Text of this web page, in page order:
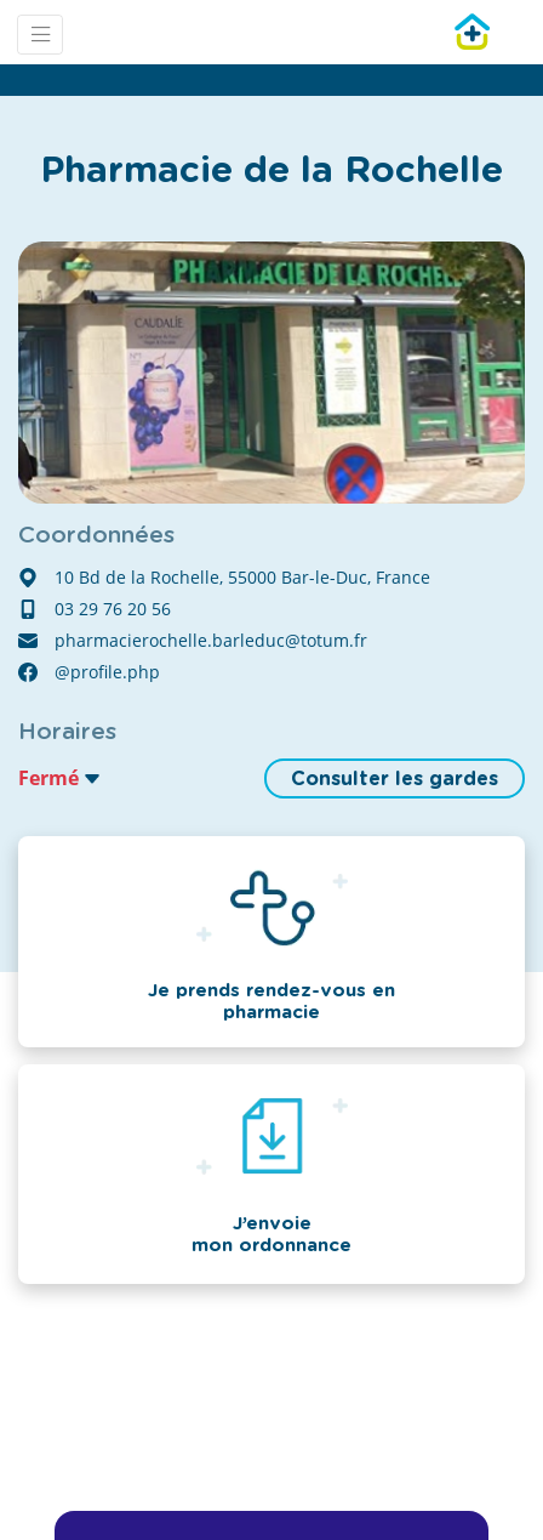
Pharmacie de la Rochelle
Coordonnées
10 Bd de la Rochelle, 55000 Bar-le-Duc, France
03 29 76 20 56
pharmacierochelle.barleduc@totum.fr
@profile.php
Horaires
Fermé Consulter les gardes
Je prends rendez-vous en
pharmacie
J’envoie
mon ordonnance